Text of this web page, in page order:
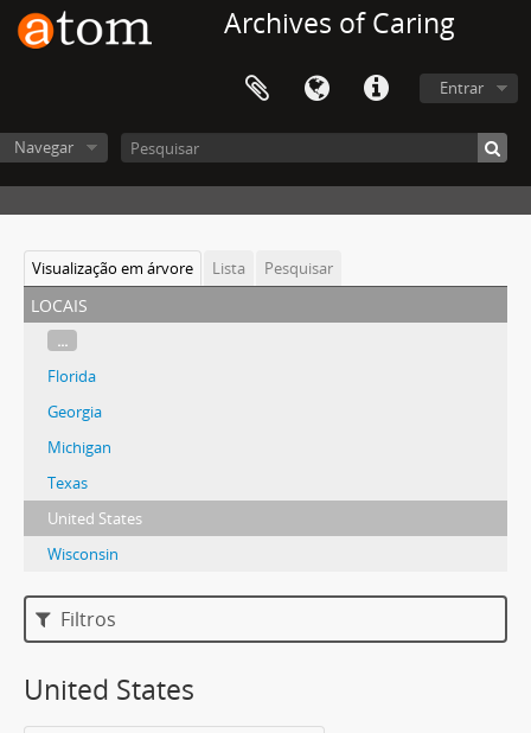
Archives of Caring
Entrar
Navegar
Visualização em árvore Lista Pesquisar
locais
...
Florida
Georgia
Michigan
Texas
United States
Wisconsin
Filtros
United States